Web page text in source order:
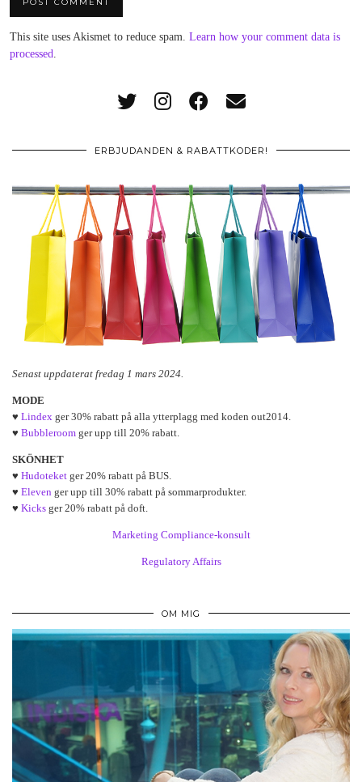
This site uses Akismet to reduce spam. Learn how your comment data is
processed.
ERBJUDANDEN & RABATTKODER!
Senast uppdaterat fredag 1 mars 2024.
MODE
♥ Lindex ger 30% rabatt på alla ytterplagg med koden out2014.
♥ Bubbleroom ger upp till 20% rabatt.
SKÖNHET
♥ Hudoteket ger 20% rabatt på BUS.
♥ Eleven ger upp till 30% rabatt på sommarprodukter.
♥ Kicks ger 20% rabatt på doft.
Marketing Compliance-konsult
Regulatory Affairs
OM MIG